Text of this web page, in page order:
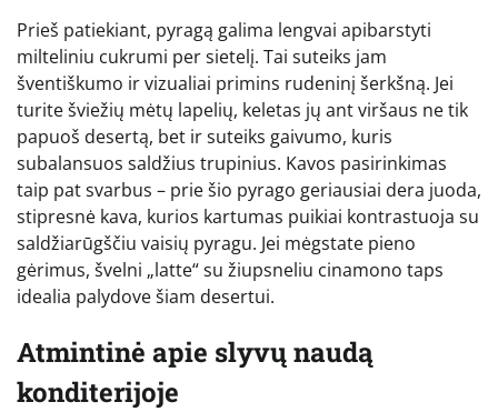
Prieš patiekiant, pyragą galima lengvai apibarstyti
milteliniu cukrumi per sietelį. Tai suteiks jam
šventiškumo ir vizualiai primins rudeninį šerkšną. Jei
turite šviežių mėtų lapelių, keletas jų ant viršaus ne tik
papuoš desertą, bet ir suteiks gaivumo, kuris
subalansuos saldžius trupinius. Kavos pasirinkimas
taip pat svarbus – prie šio pyrago geriausiai dera juoda,
stipresnė kava, kurios kartumas puikiai kontrastuoja su
saldžiarūgščiu vaisių pyragu. Jei mėgstate pieno
gėrimus, švelni „latte“ su žiupsneliu cinamono taps
idealia palydove šiam desertui.
Atmintinė apie slyvų naudą
konditerijoje